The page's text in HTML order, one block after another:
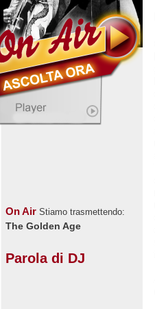
On Air Stiamo trasmettendo:
The Golden Age
Parola di DJ